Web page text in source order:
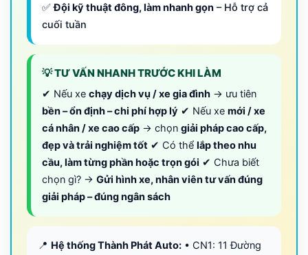
✅Đội kỹ thuật đông, làm nhanh gọn – Hỗ trợ cả
cuối tuần
💡 TƯ VẤN NHANH TRƯỚC KHI LÀM
✔ Nếu xe chạy dịch vụ / xe gia đình → ưu tiên
bền – ổn định – chi phí hợp lý ✔ Nếu xe mới / xe
cá nhân / xe cao cấp → chọn giải pháp cao cấp,
đẹp và trải nghiệm tốt ✔ Có thể lắp theo nhu
cầu, làm từng phần hoặc trọn gói ✔ Chưa biết
chọn gì? → Gửi hình xe, nhân viên tư vấn đúng
giải pháp – đúng ngân sách
📍 Hệ thống Thành Phát Auto: • CN1: 11 Đường